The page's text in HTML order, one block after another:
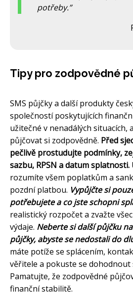
potřeby.
Tipy pro zodpovědné
SMS půjčky a další produkty
společností poskytujících
užitečné v nenadálých situacích,
půjčovat si zodpovědně. Před
pečlivě prostudujte podmínky,
sazbu, RPSN a datum splatnosti.
rozumíte všem poplatkům a
pozdní platbou. Vypůjčte si
potřebujete a co jste schopni
realistický rozpočet a zvažte
výdaje. Neberte si další půjčku
půjčky, abyste se nedostali do
máte potíže se splácením,
věřitele a pokuste se dohodnout
Pamatujte, že zodpovědné
finanční stabilitě.